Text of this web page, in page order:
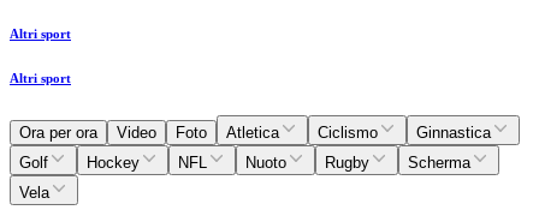
Altri sport
Altri sport
Ora per ora Video Foto Atletica Ciclismo
Ginnastica
Golf
Hockey NFL Nuoto Rugby
Scherma
Vela